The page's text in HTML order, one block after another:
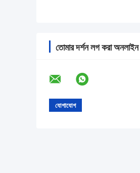
তোমার দর্শন লগ করা